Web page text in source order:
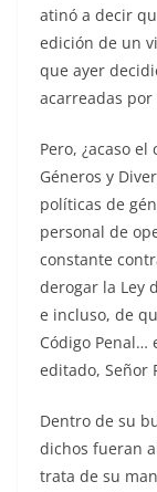
atinó a decir
edición de un
que ayer
acarreadas por
Pero, ¿acaso
Géneros y
políticas de
personal de
constante
derogar la Ley
e incluso, de
Código Penal…
editado, Señor
Dentro de su
dichos fueran
trata de su